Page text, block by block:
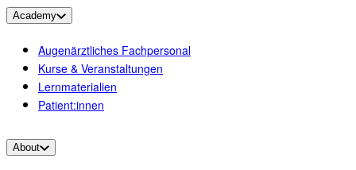
Academy
Augenärztliches Fachpersonal
Kurse & Veranstaltungen
Lernmaterialien
Patient:innen
About